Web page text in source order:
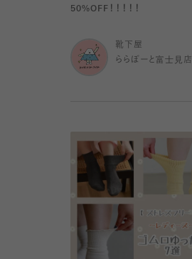
50%OFF！！！！！
靴下屋
ららぽーと富士見店